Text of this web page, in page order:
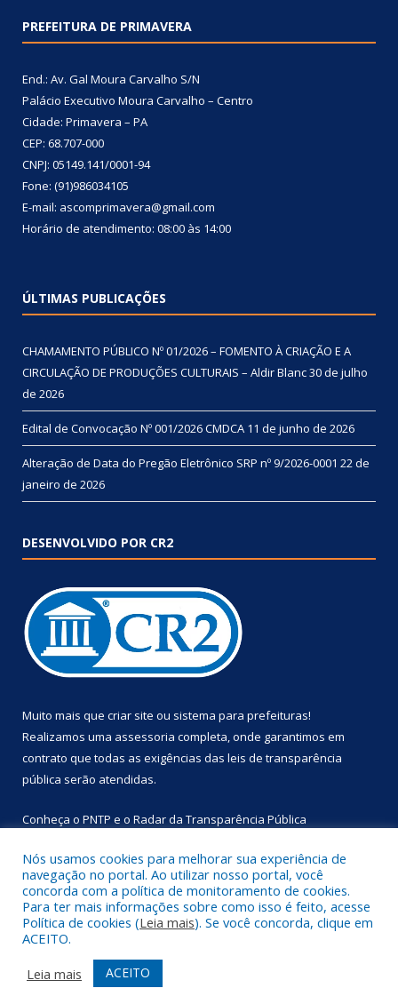
PREFEITURA DE PRIMAVERA
End.: Av. Gal Moura Carvalho S/N
Palácio Executivo Moura Carvalho – Centro
Cidade: Primavera – PA
CEP: 68.707-000
CNPJ: 05149.141/0001-94
Fone: (91)986034105
E-mail: ascomprimavera@gmail.com
Horário de atendimento: 08:00 às 14:00
ÚLTIMAS PUBLICAÇÕES
CHAMAMENTO PÚBLICO Nº 01/2026 – FOMENTO À CRIAÇÃO E A
CIRCULAÇÃO DE PRODUÇÕES CULTURAIS – Aldir Blanc30 de julho
de 2026
Edital de Convocação Nº 001/2026 CMDCA 11 de junho de 2026
Alteração de Data do Pregão Eletrônico SRP nº 9/2026-0001 22 de
janeiro de 2026
DESENVOLVIDO POR CR2
Muito mais que criar site ou sistema para prefeituras!
Realizamos uma assessoria completa, onde garantimos em
contrato que todas as exigências das leis de transparência
pública serão atendidas.
Conheça o PNTP e o Radar da Transparência Pública
Todos os direitos reservados a Prefeitura Municipal de
Primavera.
Mapa do Site
Acessar Área Administrativa
Acessar Webmail
Nós usamos cookies para melhorar sua experiência de
navegação no portal. Ao utilizar nosso portal, você
concorda com a política de monitoramento de cookies.
Para ter mais informações sobre como isso é feito, acesse
Política de cookies (Leia mais). Se você concorda, clique em
ACEITO.
Leia mais
ACEITO